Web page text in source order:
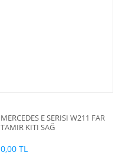
MERCEDES E SERISI W211 FAR
TAMIR KITI SAĞ
0,00 TL